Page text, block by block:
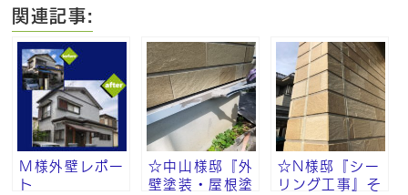
関連記事:
Ｍ様外壁レポー
ト
☆中山様邸『外
壁塗装・屋根塗
☆N様邸『シー
リング工事』そ